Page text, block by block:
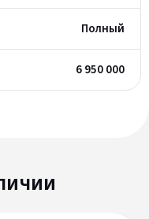
Полный
6 950 000